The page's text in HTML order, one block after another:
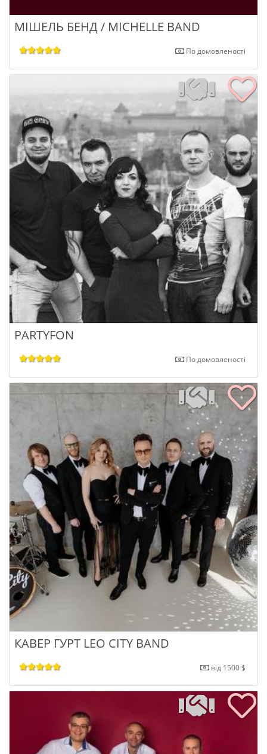
МІШЕЛЬ БЕНД / MICHELLE BAND
По домовленості
PARTYFON
По домовленості
КАВЕР ГУРТ LEO CITY BAND
від 1500 $